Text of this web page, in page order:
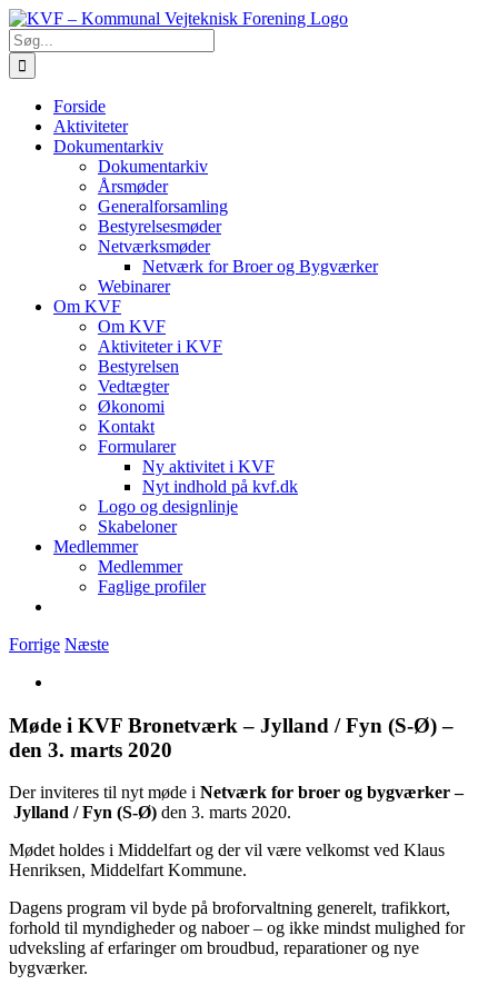
Skip
to
content
Søg
efter:
Forside
Aktiviteter
Dokumentarkiv
Dokumentarkiv
Årsmøder
Generalforsamling
Bestyrelsesmøder
Netværksmøder
Netværk for Broer og Bygværker
Webinarer
Om KVF
Om KVF
Aktiviteter i KVF
Bestyrelsen
Vedtægter
Økonomi
Kontakt
Formularer
Ny aktivitet i KVF
Nyt indhold på kvf.dk
Logo og designlinje
Skabeloner
Medlemmer
Medlemmer
Faglige profiler
Forrige Næste
billede
Møde i KVF Bronetværk – Jylland / Fyn (S-Ø) –
den 3. marts 2020
Der inviteres til nyt møde i Netværk for broer og bygværker –
Jylland / Fyn (S-Ø) den 3. marts 2020.
Mødet holdes i Middelfart og der vil være velkomst ved Klaus
Henriksen, Middelfart Kommune.
Dagens program vil byde på broforvaltning generelt, trafikkort,
forhold til myndigheder og naboer – og ikke mindst mulighed for
udveksling af erfaringer om broudbud, reparationer og nye
bygværker.